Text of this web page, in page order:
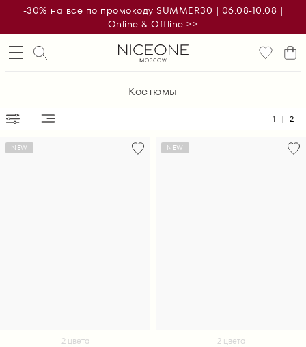
-30% на всё по промокоду SUMMER30 | 06.08-10.08 |
Online & Offline >>
Костюмы
1 2
NEW
2 цвета
NEW
2 цвета